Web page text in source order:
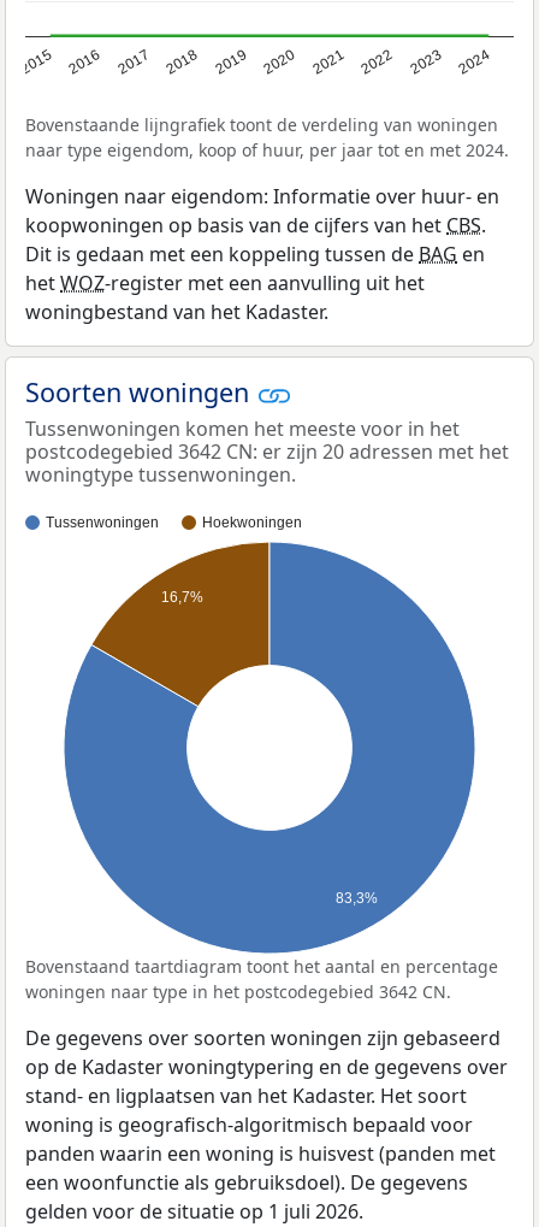
2015 2016 2017 2018 2019 2020 2021 2022 2023 2024
Bovenstaande lijngrafiek toont de verdeling van woningen
naar type eigendom, koop of huur, per jaar tot en met 2024.
Woningen naar eigendom: Informatie over huur- en
koopwoningen op basis van de cijfers van het CBS.
Dit is gedaan met een koppeling tussen de BAG en
hetWOZ-register met een aanvulling uit het
woningbestand van het Kadaster.
Soorten woningen
Tussenwoningen komen het meeste voor in het
postcodegebied 3642 CN: er zijn 20 adressen met het
woningtype tussenwoningen.
Tussenwoningen Hoekwoningen
16,7%
83,3%
Bovenstaand taartdiagram toont het aantal en percentage
woningen naar type in het postcodegebied 3642 CN.
De gegevens over soorten woningen zijn gebaseerd
op de Kadaster woningtypering en de gegevens over
stand- en ligplaatsen van het Kadaster. Het soort
woning is geografisch-algoritmisch bepaald voor
panden waarin een woning is huisvest (panden met
een woonfunctie als gebruiksdoel). De gegevens
gelden voor de situatie op 1 juli 2026.